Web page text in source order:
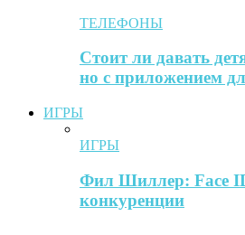
ТЕЛЕФОНЫ
Стоит ли давать
но с приложением
ИГРЫ
ИГРЫ
Фил Шиллер: Face
конкуренции